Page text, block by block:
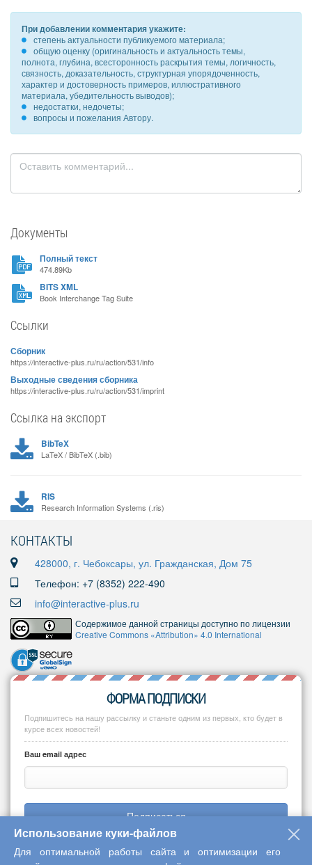
При добавлении комментария укажите:
степень актуальности публикуемого материала;
общую оценку (оригинальность и актуальность темы,
полнота, глубина, всесторонность раскрытия темы, логичность,
связность, доказательность, структурная упорядоченность,
характер и достоверность примеров, иллюстративного
материала, убедительность выводов);
недостатки, недочеты;
вопросы и пожелания Автору.
Документы
Полный текст
474.89Kb
BITS XML
Book Interchange Tag Suite
Ссылки
Сборник
https://interactive-plus.ru/ru/action/531/info
Выходные сведения сборника
https://interactive-plus.ru/ru/action/531/imprint
Ссылка на экспорт
BibTeX
LaTeX / BibTeX (.bib)
RIS
Research Information Systems (.ris)
КОНТАКТЫ
428000, г. Чебоксары, ул. Гражданская, Дом 75
Телефон: +7 (8352) 222-490
info@interactive-plus.ru
Содержимое данной страницы доступно по лицензии
Creative Commons «Attribution» 4.0 International
ФОРМА ПОДПИСКИ
Подпишитесь на нашу рассылку и станьте одним из первых, кто будет в
курсе всех новостей!
Ваш email адрес
Подписаться
Использование куки-файлов
Для оптимальной работы сайта и оптимизации его